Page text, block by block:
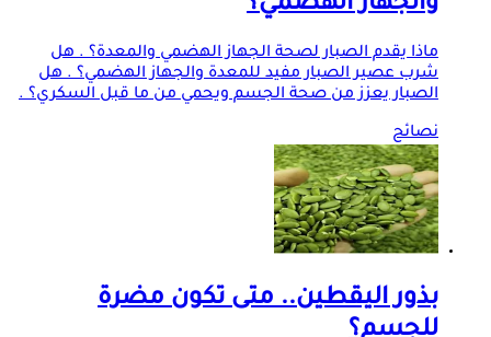
والجهاز الهضمي؟
ماذا يقدم الصبار لصحة الجهاز الهضمي والمعدة؟ . هل
شرب عصير الصبار مفيد للمعدة والجهاز الهضمي؟ . هل
الصبار يعزز من صحة الجسم ويحمي من ما قبل السكري؟ .
نصائح
بذور اليقطين.. متى تكون مضرة
للجسم؟